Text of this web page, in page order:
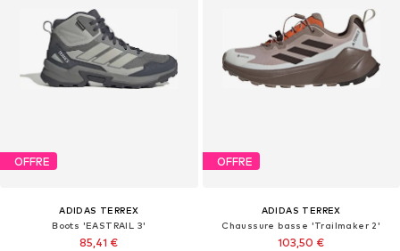
OFFRE
ADIDAS TERREX
Boots 'EASTRAIL 3'
85,41 €
OFFRE
ADIDAS TERREX
Chaussure basse 'Trailmaker 2'
103,50 €